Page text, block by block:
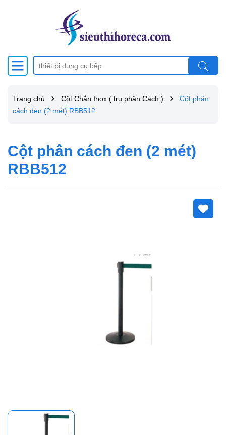
Trang chủ Cột Chắn Inox ( trụ phân Cách )
Cột phân
cách đen (2 mét) RBB512
Cột phân cách đen (2 mét)
RBB512